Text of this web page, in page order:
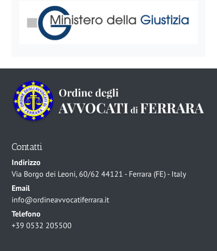
Contatti
Indirizzo
Via Borgo dei Leoni, 60/62 44121 - Ferrara (FE) - Italy
Email
info@ordineavvocatiferrara.it
Telefono
+39 0532 205500